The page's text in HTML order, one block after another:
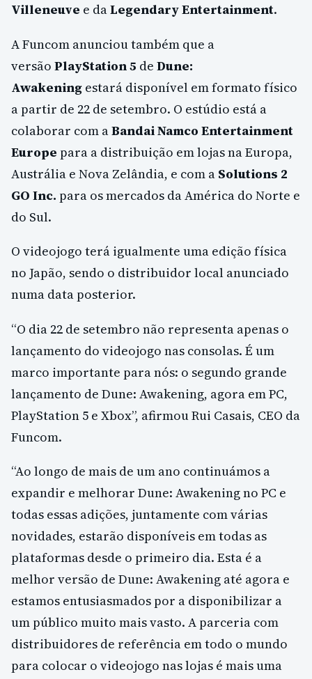
Villeneuve e daLegendary Entertainment.
A Funcom anunciou também que a
versão PlayStation 5 de Dune:
Awakening estará disponível em formato físico
a partir de 22 de setembro. O estúdio está a
colaborar com aBandai Namco Entertainment
Europe para a distribuição em lojas na Europa,
Austrália e Nova Zelândia, e com a Solutions 2
GO Inc. para os mercados da América do Norte e
do Sul.
O videojogo terá igualmente uma edição física
no Japão, sendo o distribuidor local anunciado
numa data posterior.
“O dia 22 de setembro não representa apenas o
lançamento do videojogo nas consolas. É um
marco importante para nós: o segundo grande
lançamento de Dune: Awakening, agora em PC,
PlayStation 5 e Xbox”, afirmou Rui Casais, CEO da
Funcom.
“Ao longo de mais de um ano continuámos a
expandir e melhorar Dune: Awakening no PC e
todas essas adições, juntamente com várias
novidades, estarão disponíveis em todas as
plataformas desde o primeiro dia. Esta é a
melhor versão de Dune: Awakening até agora e
estamos entusiasmados por a disponibilizar a
um público muito mais vasto. A parceria com
distribuidores de referência em todo o mundo
para colocar o videojogo nas lojas é mais uma